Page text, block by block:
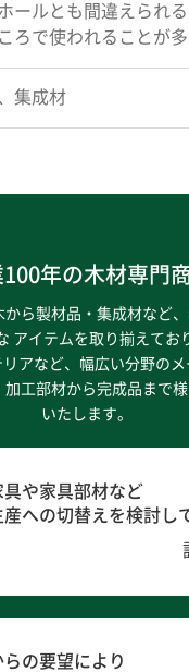
ールとも間違えられ
ろで使われることが多
集成材
年の木材専門
ら製材品・集成材など
アイテムを取り揃えてお
アなど、幅広い分野の
加工部材から完成品まで
いたします。
や家具部材など
への切替えを検討し
の要望により